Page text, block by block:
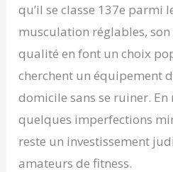
qu’il se classe 137e parmi
musculation réglables,
qualité en font un choix
cherchent un équipement
domicile sans se ruiner.
quelques imperfections
reste un investissement
amateurs de fitness.